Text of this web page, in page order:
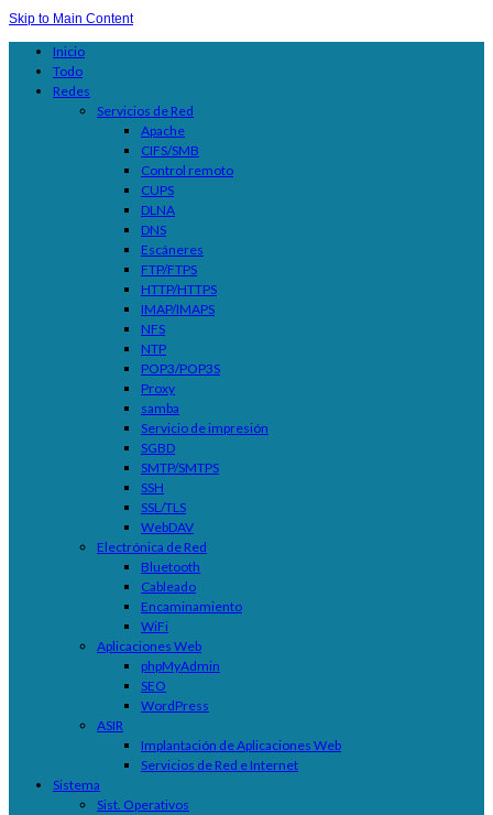
Skip to Main Content
Inicio
Todo
Redes
Servicios de Red
Apache
CIFS/SMB
Control remoto
CUPS
DLNA
DNS
Escáneres
FTP/FTPS
HTTP/HTTPS
IMAP/IMAPS
NFS
NTP
POP3/POP3S
Proxy
samba
Servicio de impresión
SGBD
SMTP/SMTPS
SSH
SSL/TLS
WebDAV
Electrónica de Red
Bluetooth
Cableado
Encaminamiento
WiFi
Aplicaciones Web
phpMyAdmin
SEO
WordPress
ASIR
Implantación de Aplicaciones Web
Servicios de Red e Internet
Sistema
Sist. Operativos